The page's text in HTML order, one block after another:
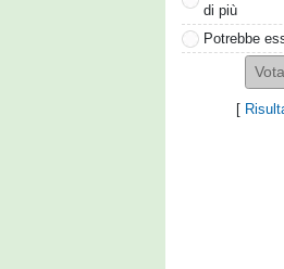
di più
Potrebbe
[